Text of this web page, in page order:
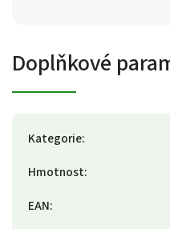
Doplňkové
Kategorie:
Hmotnost:
EAN: